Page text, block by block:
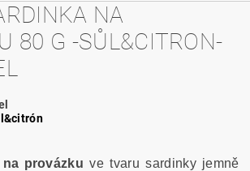
NA
80 G -SŮL&CITRON-
na provázku ve tvaru sardinky jemně